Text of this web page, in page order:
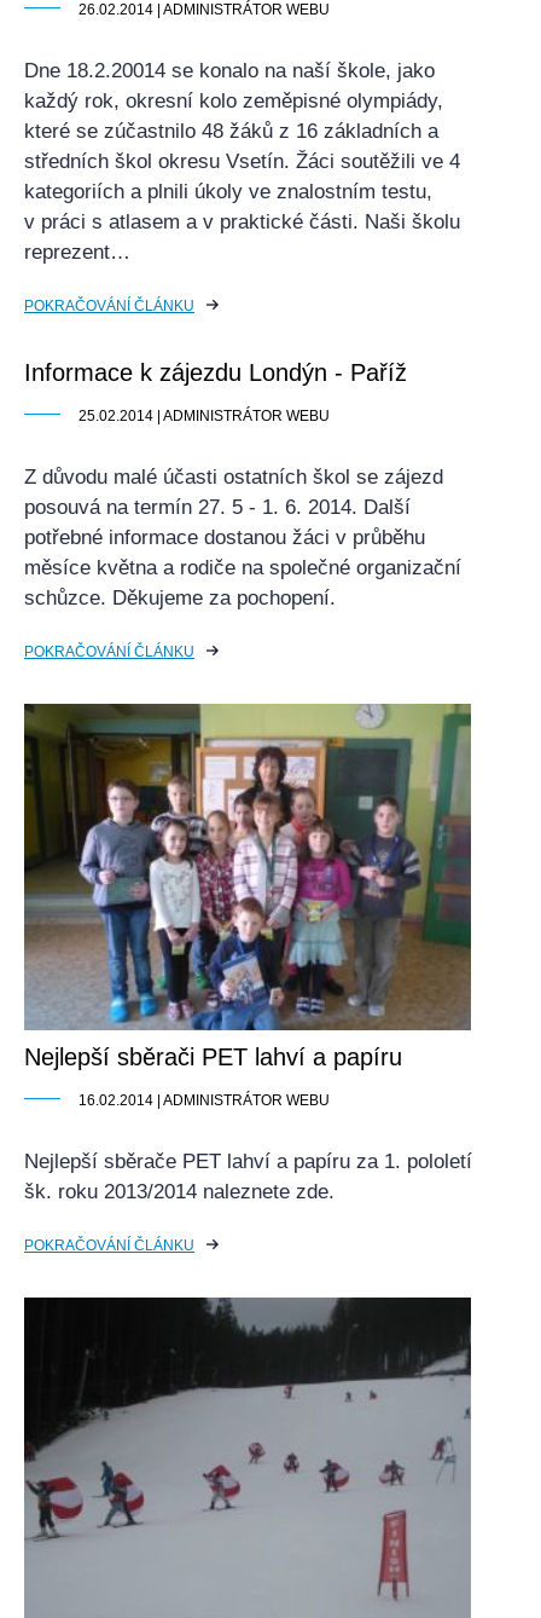
26.02.2014 | ADMINISTRÁTOR WEBU
Dne 18.2.20014 se konalo na naší škole, jako
každý rok, okresní kolo zeměpisné olympiády,
které se zúčastnilo 48 žáků z 16 základních a
středních škol okresu Vsetín. Žáci soutěžili ve 4
kategoriích a plnili úkoly ve znalostním testu,
v práci s atlasem a v praktické části. Naši školu
reprezent…
POKRAČOVÁNÍ ČLÁNKU
Informace k zájezdu Londýn - Paříž
25.02.2014 | ADMINISTRÁTOR WEBU
Z důvodu malé účasti ostatních škol se zájezd
posouvá na termín 27. 5 - 1. 6. 2014. Další
potřebné informace dostanou žáci v průběhu
měsíce května a rodiče na společné organizační
schůzce. Děkujeme za pochopení.
POKRAČOVÁNÍ ČLÁNKU
Nejlepší sběrači PET lahví a papíru
16.02.2014 | ADMINISTRÁTOR WEBU
Nejlepší sběrače PET lahví a papíru za 1. pololetí
šk. roku 2013/2014 naleznete zde.
POKRAČOVÁNÍ ČLÁNKU